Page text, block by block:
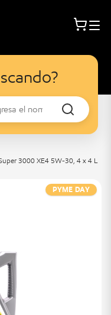
3000 XE4 5W-30, 4 x 4 L
PYME DAY